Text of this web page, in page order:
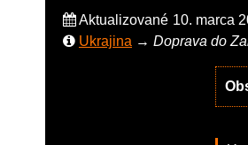
Aktualizované 10. marca
Ukrajina → Doprava do